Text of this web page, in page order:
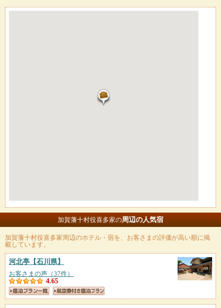
加賀藩十村役喜多家の周辺の人気宿
加賀藩十村役喜多家周辺のホテル・宿を、お客さまの評価が高い順に掲
載しています。
河北亭 【石川県】
お客さまの声（37件）
4.65